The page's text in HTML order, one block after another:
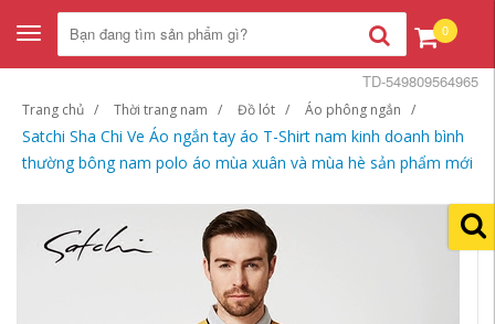
Toggle
navigation
0
Trang chủ Thời trang nam Đồ lót Áo phông ngắn
Satchi Sha Chi Ve Áo ngắn tay áo T-Shirt nam kinh doanh bình
thường bông nam polo áo mùa xuân và mùa hè sản phẩm mới
TD-549809564965